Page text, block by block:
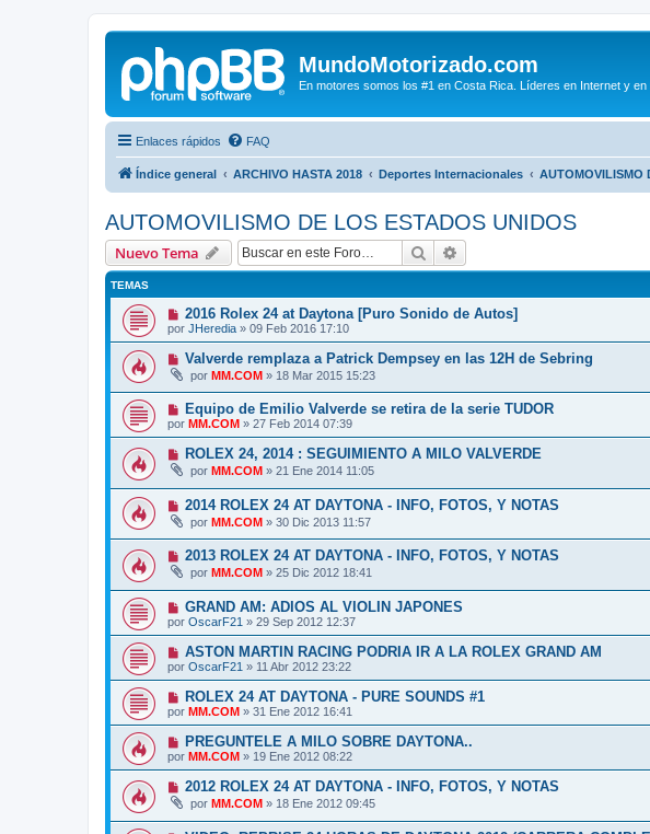
MundoMotorizado.com
En motores somos los #1 en Costa Rica. Líderes en Internet y en
Enlaces rápidos FAQ
Índice general ARCHIVO HASTA 2018 Deportes Internacionales AUTOMOVILISMO
AUTOMOVILISMO DE LOS ESTADOS UNIDOS
Nuevo Tema Buscar
TEMAS
2016 Rolex 24 at Daytona [Puro Sonido de Autos]
por JHeredia » 09 Feb 2016 17:10
Valverde remplaza a Patrick Dempsey en las 12H de Sebring
por MM.COM » 18 Mar 2015 15:23
Equipo de Emilio Valverde se retira de la serie TUDOR
por MM.COM » 27 Feb 2014 07:39
ROLEX 24, 2014 : SEGUIMIENTO A MILO VALVERDE
por MM.COM » 21 Ene 2014 11:05
2014 ROLEX 24 AT DAYTONA - INFO, FOTOS, Y NOTAS
por MM.COM » 30 Dic 2013 11:57
2013 ROLEX 24 AT DAYTONA - INFO, FOTOS, Y NOTAS
por MM.COM » 25 Dic 2012 18:41
GRAND AM: ADIOS AL VIOLIN JAPONES
por OscarF21 » 29 Sep 2012 12:37
ASTON MARTIN RACING PODRIA IR A LA ROLEX GRAND AM
por OscarF21 » 11 Abr 2012 23:22
ROLEX 24 AT DAYTONA - PURE SOUNDS #1
por MM.COM » 31 Ene 2012 16:41
PREGUNTELE A MILO SOBRE DAYTONA..
por MM.COM » 19 Ene 2012 08:22
2012 ROLEX 24 AT DAYTONA - INFO, FOTOS, Y NOTAS
por MM.COM » 18 Ene 2012 09:45